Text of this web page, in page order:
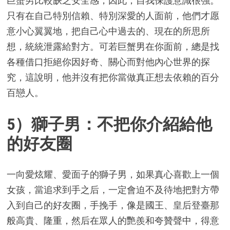
只有在自己特別信賴、特別深愛的人面前，他們才愿
意小心翼翼地，把自己心中過去的、現在的所思所
想，統統泄露給對方。可若巨蟹男在你面前，總是找
各種借口拒絕你因好奇、關心而對他內心世界的探
究，這說明，他并沒有把你當做真正想去依賴的百分
百戀人。
5）獅子男：不把你介紹給他
的好友圈
一向愛炫耀、愛面子的獅子男，如果真心喜歡上一個
女孩，當追求到手之后，一定會迫不及待地把對方帶
入到自己的好友圈，手挽手，像是國王、皇后登臺那
般高貴、隆重，然后在眾人的艷羨和夸贊聲中，得意